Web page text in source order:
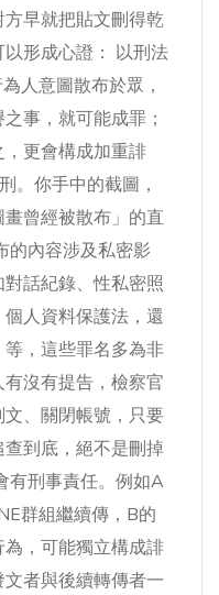
早就把貼文刪得乾
形成心證： 以刑法
人意圖散布於眾，
事，就可能成罪；
更會構成加重誹
。你手中的截圖，
曾經被散布」的直
的內容涉及私密影
話紀錄、性私密照
人資料保護法，還
，這些罪名多為非
沒有提告，檢察官
、關閉帳號，只要
到底，絕不是刪掉
有刑事責任。例如A
群組繼續傳，B的
，可能獨立構成誹
者與後續轉傳者一